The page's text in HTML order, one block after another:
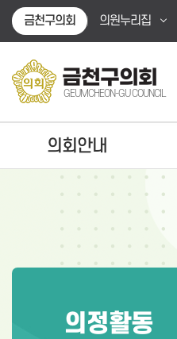
본문바로가기
금천구의회
의원누리집
금천구의회
GEUMCHEON-GU COUNCIL
의회안내
의정활동